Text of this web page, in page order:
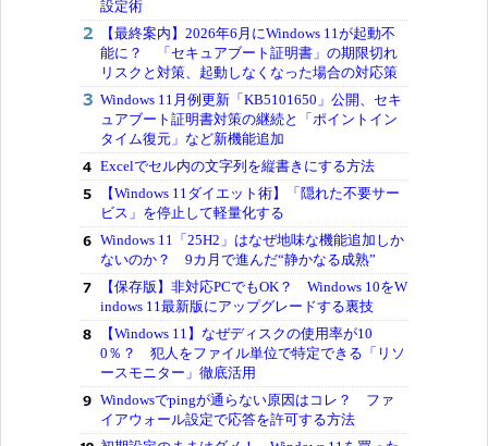
設定術
【最終案内】2026年6月にWindows 11が起動不
能に？ 「セキュアブート証明書」の期限切れ
リスクと対策、起動しなくなった場合の対応策
Windows 11月例更新「KB5101650」公開、セキ
ュアブート証明書対策の継続と「ポイントイン
タイム復元」など新機能追加
Excelでセル内の文字列を縦書きにする方法
【Windows 11ダイエット術】「隠れた不要サー
ビス」を停止して軽量化する
Windows 11「25H2」はなぜ地味な機能追加しか
ないのか？ 9カ月で進んだ“静かなる成熟”
【保存版】非対応PCでもOK？ Windows 10をW
indows 11最新版にアップグレードする裏技
【Windows 11】なぜディスクの使用率が10
0％？ 犯人をファイル単位で特定できる「リソ
ースモニター」徹底活用
Windowsでpingが通らない原因はコレ？ ファ
イアウォール設定で応答を許可する方法